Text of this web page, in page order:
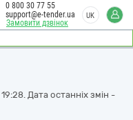
Замовити дзвінок
0 800 30 77 55
support@e-tender.ua
UK
Дата останніх змін -